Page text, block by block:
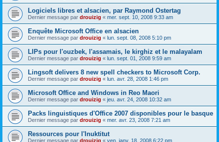
Logiciels libres et alsacien, par Raymond Ostertag
Dernier message par drouizig « mer. sept. 10, 2008 9:33 am
Enquête Microsoft Office en alsacien
Dernier message par drouizig « lun. sept. 08, 2008 5:10 pm
LIPs pour l'ouzbek, l'assamais, le kirghiz et le malayalam
Dernier message par drouizig « lun. sept. 01, 2008 9:59 am
Lingsoft delivers 8 new spell checkers to Microsoft Corp.
Dernier message par drouizig « lun. avr. 28, 2008 1:46 pm
Microsoft Office and Windows in Reo Maori
Dernier message par drouizig « jeu. avr. 24, 2008 10:32 am
Packs linguistiques d'Office 2007 disponibles pour le basque
Dernier message par drouizig « mer. avr. 23, 2008 7:21 am
Ressources pour l'Inuktitut
Dernier message par drouizig « ven. janv. 18, 2008 6:22 pm